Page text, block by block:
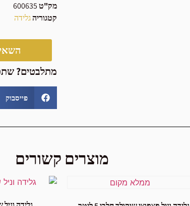
מק"ט600635
קטגוריהגלידה
מתלבטים?
פייסבוק
מוצרים קשורים